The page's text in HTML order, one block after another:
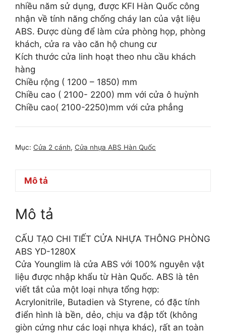
nhiều năm sử dụng, được KFI Hàn Quốc công
nhận về tính năng chống cháy lan của vật liệu
ABS. Được dùng để làm cửa phòng họp, phòng
khách, cửa ra vào căn hộ chung cư
Kích thước cửa linh hoạt theo nhu cầu khách
hàng
Chiều rộng ( 1200 – 1850) mm
Chiều cao ( 2100- 2200) mm với cửa ô huỳnh
Chiều cao( 2100-2250)mm với cửa phẳng
Mục: Cửa 2 cánh, Cửa nhựa ABS Hàn Quốc
Mô tả
Mô tả
CẤU TẠO CHI TIẾT CỬA NHỰA THÔNG PHÒNG
ABS YD-1280X
Cửa Younglim là cửa ABS với 100% nguyên vật
liệu được nhập khẩu từ Hàn Quốc. ABS là tên
viết tắt của một loại nhựa tổng hợp:
Acrylonitrile, Butadien và Styrene, có đặc tính
điển hình là bền, dẻo, chịu va đập tốt (không
giòn cứng như các loại nhựa khác), rất an toàn